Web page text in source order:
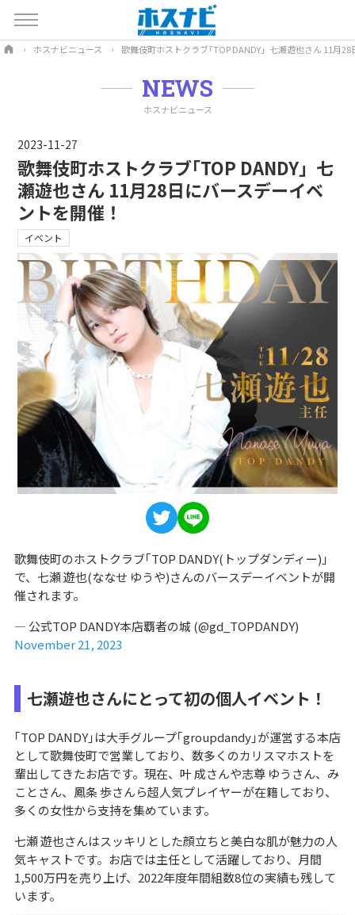
ホスナビニュース 歌舞伎町ホストクラブ｢TOP DANDY」七瀬遊也さん 11月
NEWS
ホスナビニュース
2023-11-27
歌舞伎町ホストクラブ｢TOP DANDY」七
瀬遊也さん 11月28日にバースデーイベ
ントを開催！
イベント
歌舞伎町のホストクラブ｢TOP DANDY(トップダンディー)｣
で、七瀬 遊也(ななせ ゆうや)さんのバースデーイベントが開
催されます。
— 公式TOP DANDY本店覇者の城 (@gd_TOPDANDY)
November 21, 2023
七瀬遊也さんにとって初の個人イベント！
｢TOP DANDY｣は大手グループ｢groupdandy｣が運営する本店
として歌舞伎町で営業しており、数多くのカリスマホストを
輩出してきたお店です。現在、叶 成さんや志尊 ゆうさん、み
ことさん、鳳条 歩さんら超人気プレイヤーが在籍しており、
多くの女性から支持を集めています。
七瀬 遊也さんはスッキリとした顔立ちと美白な肌が魅力の人
気キャストです。お店では主任として活躍しており、月間
1,500万円を売り上げ、2022年度年間組数8位の実績も残して
います。